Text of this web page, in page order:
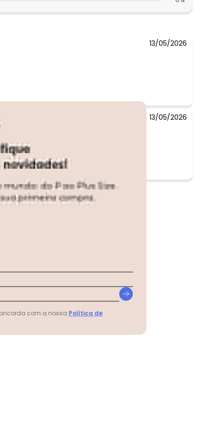
N/D*
R$ 58,49
13/05/2026
13/05/2026
com a nossa Política de